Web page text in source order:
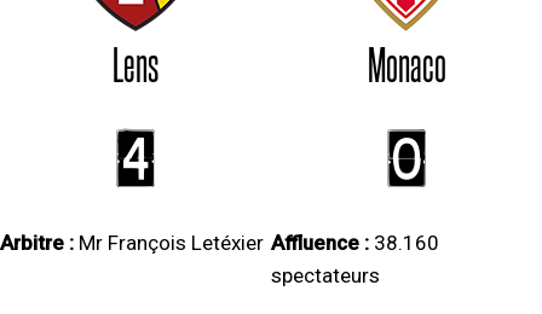
Lens Monaco
4 0
Arbitre : Mr François Letéxier Affluence : 38.160
spectateurs